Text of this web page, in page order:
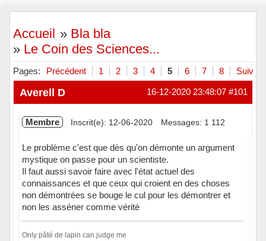
Accueil » Bla bla
» Le Coin des Sciences...
Pages: Précédent 1 2 3 4 5 6 7 8 Suivant
#101
16-12-2020 23:48:07
Averell D
Membre Inscrit(e): 12-06-2020 Messages: 1 112
Le problème c'est que dès qu'on démonte un argument
mystique on passe pour un scientiste.
Il faut aussi savoir faire avec l'état actuel des
connaissances et que ceux qui croient en des choses
non démontrées se bouge le cul pour les démontrer et
non les asséner comme vérité
Only pâté de lapin can judge me